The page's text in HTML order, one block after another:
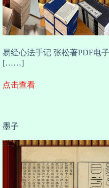
易经心法手记 张松著PDF电
[……]
点击查看
墨子